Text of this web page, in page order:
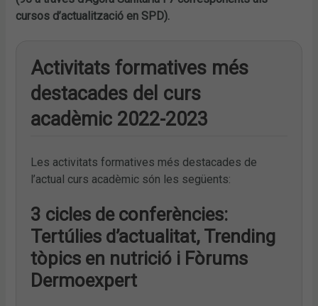
cursos d’actualització en SPD).
Activitats formatives més
destacades del curs
acadèmic 2022-2023
Les activitats formatives més destacades de
l’actual curs acadèmic són les següents:
3 cicles de conferències:
Tertúlies d’actualitat, Trending
tòpics en nutrició i Fòrums
Dermoexpert